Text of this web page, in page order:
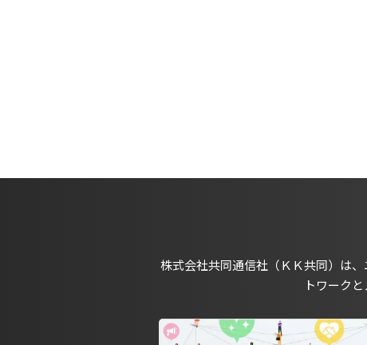
株式会社共同通信社（ＫＫ共同）は
トワーク